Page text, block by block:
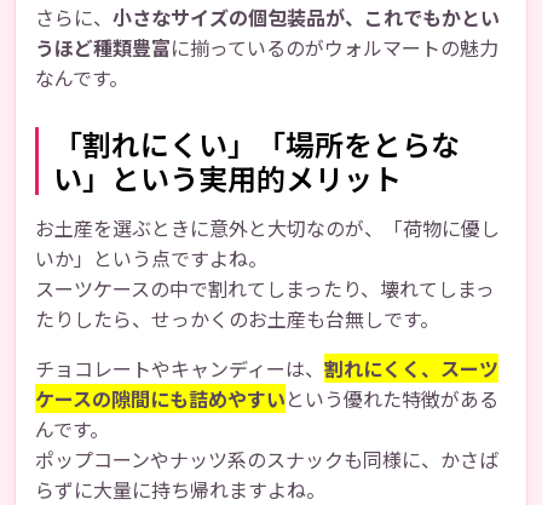
さらに、 小さなサイズの個包装品が、これでもかとい
うほど種類豊富に揃っているのがウォルマートの魅力
なんです。
「割れにくい」「場所をとらな
い」という実用的メリット
お土産を選ぶときに意外と大切なのが、「荷物に優し
いか」という点ですよね。
スーツケースの中で割れてしまったり、壊れてしまっ
たりしたら、せっかくのお土産も台無しです。
チョコレートやキャンディーは、 割れにくく、スーツ
ケースの隙間にも詰めやすいという優れた特徴がある
んです。
ポップコーンやナッツ系のスナックも同様に、かさば
らずに大量に持ち帰れますよね。